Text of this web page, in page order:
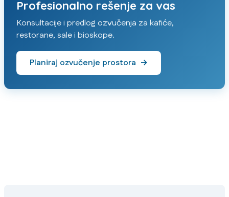
Profesionalno rešenje za vas
Konsultacije i predlog ozvučenja za kafiće,
restorane, sale i bioskope.
Planiraj ozvučenje prostora →